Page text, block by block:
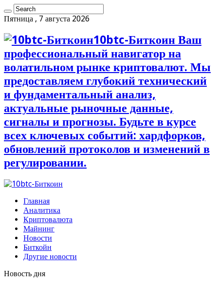
Пятница , 7 августа 2026
10btc-Биткоин Ваш
профессиональный навигатор на
волатильном рынке криптовалют. Мы
предоставляем глубокий технический
и фундаментальный анализ,
актуальные рыночные данные,
сигналы и прогнозы. Будьте в курсе
всех ключевых событий: хардфорков,
обновлений протоколов и изменений в
регулировании.
Главная
Аналитика
Криптовалюта
Майнинг
Новости
Биткойн
Другие новости
Новость дня